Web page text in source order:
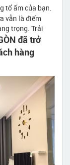
tổ ấm của bạn.
vẫn là điểm
trọng. Trải
đã trở
hàng